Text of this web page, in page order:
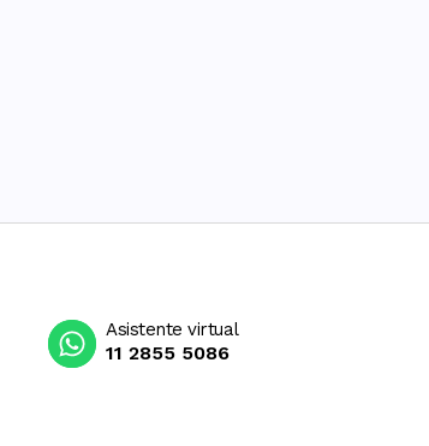
Asistente virtual
11 2855 5086